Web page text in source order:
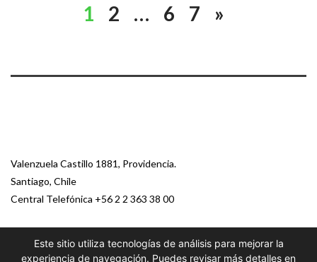
1 2 … 6 7 »
Valenzuela Castillo 1881, Providencia.
Santiago, Chile
Central Telefónica +56 2 2 363 38 00
© 2026 Paz Ciudadana
Este sitio utiliza tecnologías de análisis para mejorar la
experiencia de navegación. Puedes revisar más detalles en